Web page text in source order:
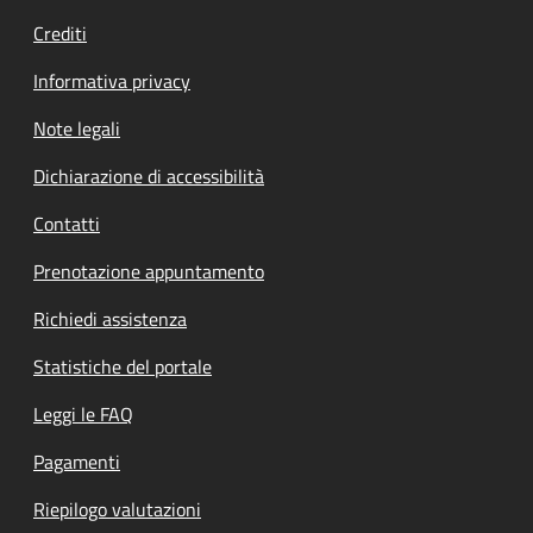
Crediti
Informativa privacy
Note legali
Dichiarazione di accessibilità
Contatti
Prenotazione appuntamento
Richiedi assistenza
Statistiche del portale
Leggi le FAQ
Pagamenti
Riepilogo valutazioni